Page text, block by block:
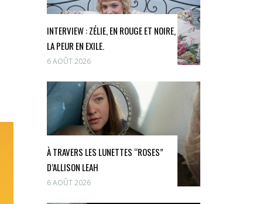
INTERVIEW : ZÉLIE, EN ROUGE ET NOIRE,
LA PEUR EN EXILE.
6 AOÛT 2026
À TRAVERS LES LUNETTES “ROSES”
D’ALLISON LEAH
6 AOÛT 2026